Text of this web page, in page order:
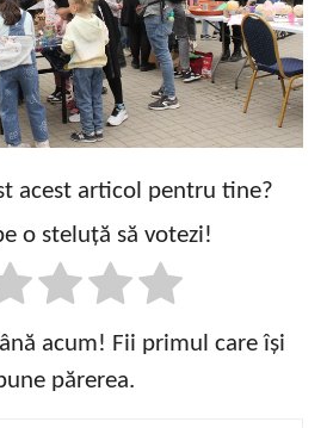
acest articol pentru tine?
o steluță să votezi!
acum! Fii primul care își
părerea.